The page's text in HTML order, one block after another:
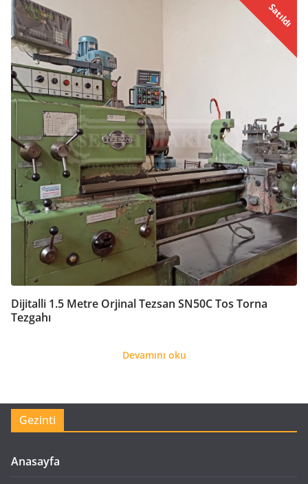
Satıldı
Dijitalli 1.5 Metre Orjinal Tezsan SN50C Tos Torna
Tezgahı
Devamını oku
Gezinti
Anasayfa